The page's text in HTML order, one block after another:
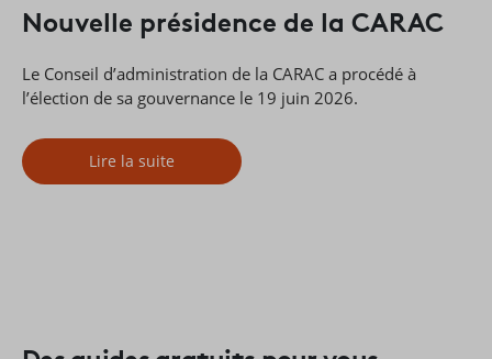
Nouvelle présidence de la CARAC
Le Conseil d’administration de la CARAC a procédé à
l’élection de sa gouvernance le 19 juin 2026.
Lire la suite